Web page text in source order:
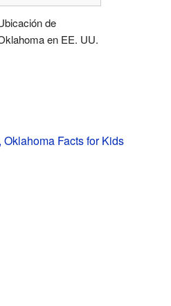
de
en EE. UU.
Oklahoma Facts for Kids